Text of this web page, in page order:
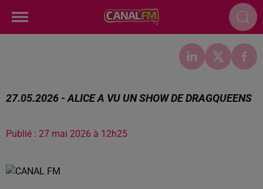
27.05.2026 - ALICE A VU UN SHOW DE DRAGQUEENS
Publié : 27 mai 2026 à 12h25